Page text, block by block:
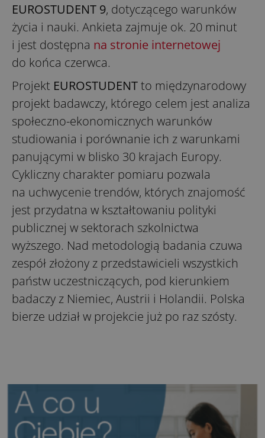
EUROSTUDENT 9, dotyczącego warunków
życia i nauki. Ankieta zajmuje ok. 20 minut
i jest dostępna na stronie internetowej
do końca czerwca.
Projekt EUROSTUDENTto międzynarodowy
projekt badawczy, którego celem jest analiza
społeczno-ekonomicznych warunków
studiowania i porównanie ich z warunkami
panującymi w blisko 30 krajach Europy.
Cykliczny charakter pomiaru pozwala
na uchwycenie trendów, których znajomość
jest przydatna w kształtowaniu polityki
publicznej w sektorach szkolnictwa
wyższego. Nad metodologią badania czuwa
zespół złożony z przedstawicieli wszystkich
państw uczestniczących, pod kierunkiem
badaczy z Niemiec, Austrii i Holandii. Polska
bierze udział w projekcie już po raz szósty.